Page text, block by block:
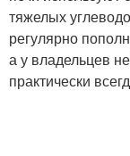
тяжелых
регулярно
а у владельцев
практически